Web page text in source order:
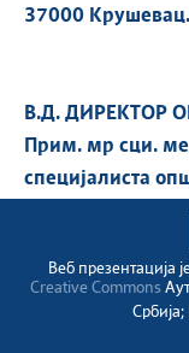
37000 Крушевац.
В.Д. ДИРЕКТОР
Прим. мр сци.
специјалиста
Веб
Creative Commons
Србија;